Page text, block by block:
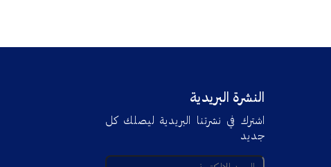
النشرة البريدية
اشترك في نشرتنا البريدية ليصلك كل
جديد